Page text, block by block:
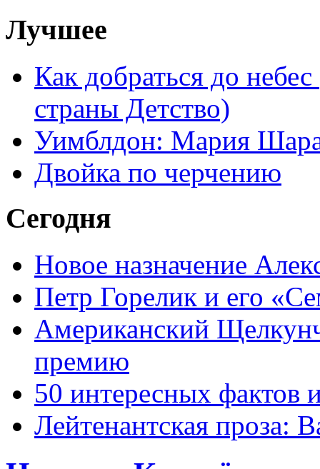
Лучшее
Как добраться до
страны Детство)
Уимблдон: Мария
Двойка по черчению
Сегодня
Новое назначение
Петр Горелик и его
Американский
премию
50 интересных фактов
Лейтенантская проза: